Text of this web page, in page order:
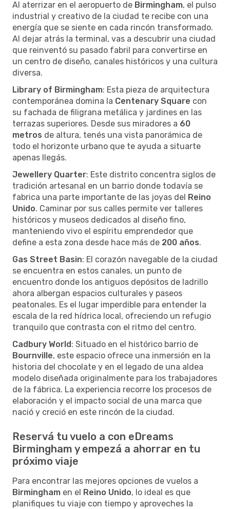
Al aterrizar en el aeropuerto de Birmingham, el pulso
industrial y creativo de la ciudad te recibe con una
energía que se siente en cada rincón transformado.
Al dejar atrás la terminal, vas a descubrir una ciudad
que reinventó su pasado fabril para convertirse en
un centro de diseño, canales históricos y una cultura
diversa.
Library of Birmingham: Esta pieza de arquitectura
contemporánea domina la Centenary Square con
su fachada de filigrana metálica y jardines en las
terrazas superiores. Desde sus miradores a 60
metros de altura, tenés una vista panorámica de
todo el horizonte urbano que te ayuda a situarte
apenas llegás.
Jewellery Quarter: Este distrito concentra siglos de
tradición artesanal en un barrio donde todavía se
fabrica una parte importante de las joyas del Reino
Unido. Caminar por sus calles permite ver talleres
históricos y museos dedicados al diseño fino,
manteniendo vivo el espíritu emprendedor que
define a esta zona desde hace más de 200 años.
Gas Street Basin: El corazón navegable de la ciudad
se encuentra en estos canales, un punto de
encuentro donde los antiguos depósitos de ladrillo
ahora albergan espacios culturales y paseos
peatonales. Es el lugar imperdible para entender la
escala de la red hídrica local, ofreciendo un refugio
tranquilo que contrasta con el ritmo del centro.
Cadbury World: Situado en el histórico barrio de
Bournville, este espacio ofrece una inmersión en la
historia del chocolate y en el legado de una aldea
modelo diseñada originalmente para los trabajadores
de la fábrica. La experiencia recorre los procesos de
elaboración y el impacto social de una marca que
nació y creció en este rincón de la ciudad.
Reservá tu vuelo a con eDreams
Birmingham y empezá a ahorrar en tu
próximo viaje
Para encontrar las mejores opciones de vuelos a
Birmingham en el Reino Unido, lo ideal es que
planifiques tu viaje con tiempo y aproveches la